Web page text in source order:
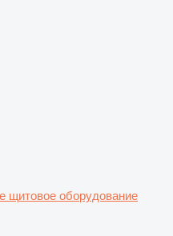
щитовое оборудование